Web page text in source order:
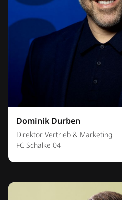
Dominik Durben
Direktor Vertrieb & Marketing
FC Schalke 04